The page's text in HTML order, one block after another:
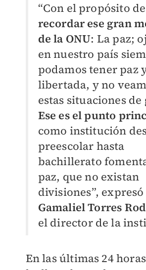
“Con el propósito de
recordar ese gran
de la ONU: La paz;
en nuestro país
podamos tener paz
libertada, y no
estas situaciones
Ese es el punto
como institución
preescolar hasta
bachillerato
paz, que no existan
divisiones”, expresó
Gamaliel Torres
el director de la
En las últimas 24